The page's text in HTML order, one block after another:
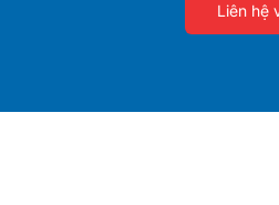
Liên hệ